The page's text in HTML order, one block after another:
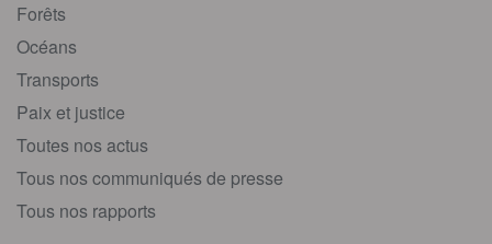
Forêts
Océans
Transports
Paix et justice
Toutes nos actus
Tous nos communiqués de presse
Tous nos rapports